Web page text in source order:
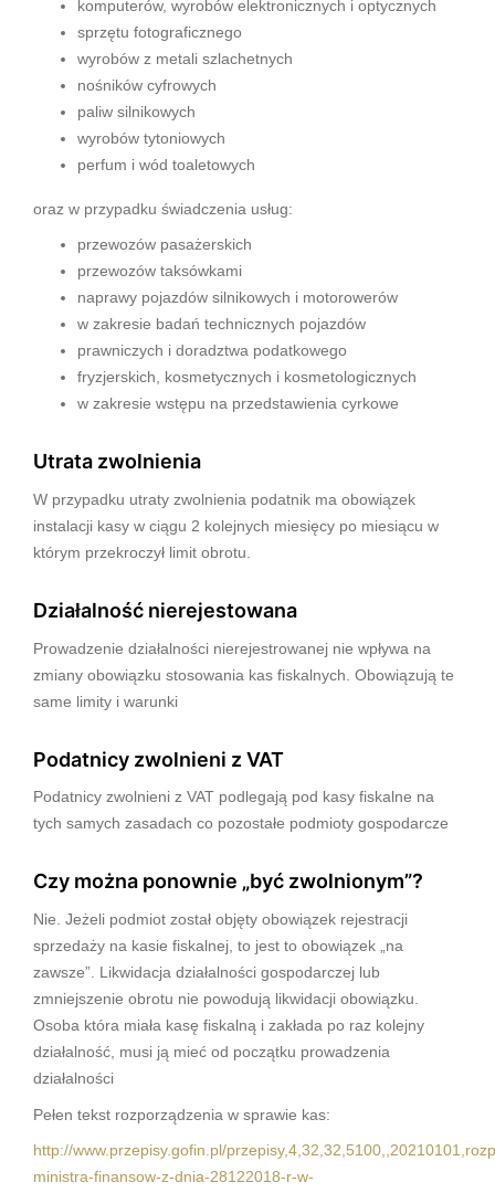
komputerów, wyrobów elektronicznych i optycznych
sprzętu fotograficznego
wyrobów z metali szlachetnych
nośników cyfrowych
paliw silnikowych
wyrobów tytoniowych
perfum i wód toaletowych
oraz w przypadku świadczenia usług:
przewozów pasażerskich
przewozów taksówkami
naprawy pojazdów silnikowych i motorowerów
w zakresie badań technicznych pojazdów
prawniczych i doradztwa podatkowego
fryzjerskich, kosmetycznych i kosmetologicznych
w zakresie wstępu na przedstawienia cyrkowe
Utrata zwolnienia
W przypadku utraty zwolnienia podatnik ma obowiązek
instalacji kasy w ciągu 2 kolejnych miesięcy po miesiącu w
którym przekroczył limit obrotu.
Działalność nierejestowana
Prowadzenie działalności nierejestrowanej nie wpływa na
zmiany obowiązku stosowania kas fiskalnych. Obowiązują te
same limity i warunki
Podatnicy zwolnieni z VAT
Podatnicy zwolnieni z VAT podlegają pod kasy fiskalne na
tych samych zasadach co pozostałe podmioty gospodarcze
Czy można ponownie „być zwolnionym”?
Nie. Jeżeli podmiot został objęty obowiązek rejestracji
sprzedaży na kasie fiskalnej, to jest to obowiązek „na
zawsze”. Likwidacja działalności gospodarczej lub
zmniejszenie obrotu nie powodują likwidacji obowiązku.
Osoba która miała kasę fiskalną i zakłada po raz kolejny
działalność, musi ją mieć od początku prowadzenia
działalności
Pełen tekst rozporządzenia w sprawie kas:
http://www.przepisy.gofin.pl/
ministra-finansow-z-dnia-28122018-r-w-